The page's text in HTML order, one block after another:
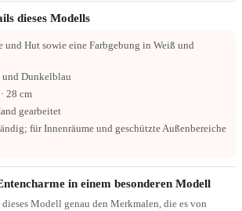
dieses Modells
und Hut sowie eine Farbgebung in Weiß und
und Dunkelblau
28 cm
gearbeitet
für Innenräume und geschützte Außenbereiche
in einem besonderen Modell
Modell genau den Merkmalen, die es von